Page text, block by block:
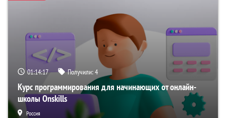
01:14:17 Получили:4
Курс программирования для начинающих от онлайн-
школы Onskills
Россия